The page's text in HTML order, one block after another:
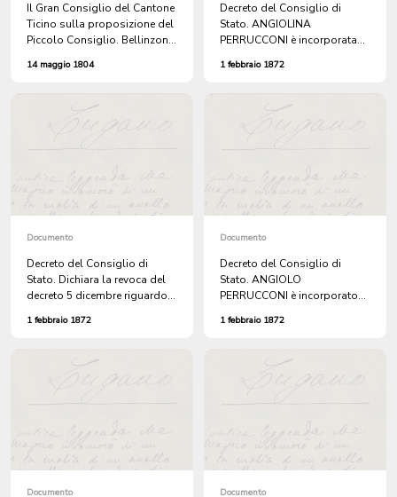
Il Gran Consiglio del Cantone
Ticino sulla proposizione del
Piccolo Consiglio. Bellinzona,
del Gran Consiglio, Giuseppe
14 maggio 1804
Decreto del Consiglio di
Stato. ANGIOLINA
PERRUCCONI è incorporata
1 febbraio 1872
Documento
Decreto del Consiglio di
Stato. Dichiara la revoca del
decreto 5 dicembre riguardo
PERRUCCONI.
1 febbraio 1872
Documento
Decreto del Consiglio di
Stato. ANGIOLO
PERRUCCONI è incorporato
1 febbraio 1872
Documento Documento